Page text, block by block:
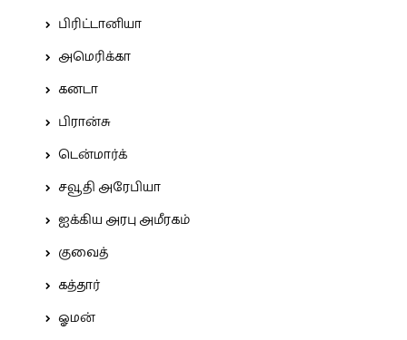
பிரிட்டானியா
அமெரிக்கா
கனடா
பிரான்சு
டென்மார்க்
சவூதி அரேபியா
ஐக்கிய அரபு அமீரகம்
குவைத்
கத்தார்
ஓமன்